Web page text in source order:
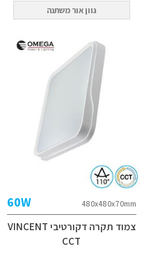
גוון אור משתנה
480x480x70mm
60W
צמוד תקרה דקורטיבי VINCENT
CCT